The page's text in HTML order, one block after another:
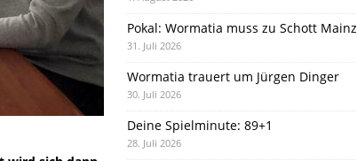
Pokal: Wormatia muss zu Schott Mainz
31. Juli 2026
Wormatia trauert um Jürgen Dinger
30. Juli 2026
Deine Spielminute: 89+1
28. Juli 2026